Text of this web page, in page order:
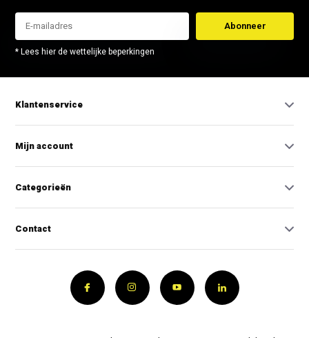
Abonneer
* Lees hier de wettelijke beperkingen
Klantenservice
Mijn account
Categorieën
Contact